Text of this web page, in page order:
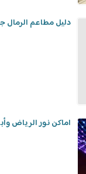
دليل مطاعم الرمال
اماكن نور الرياض